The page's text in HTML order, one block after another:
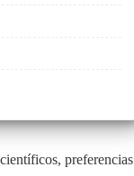
preferencias